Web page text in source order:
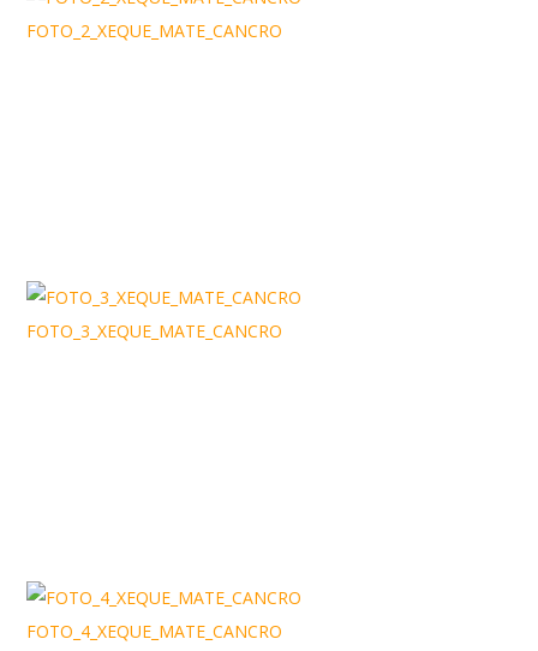
FOTO_2_XEQUE_MATE_CANCRO
FOTO_3_XEQUE_MATE_CANCRO
FOTO_4_XEQUE_MATE_CANCRO